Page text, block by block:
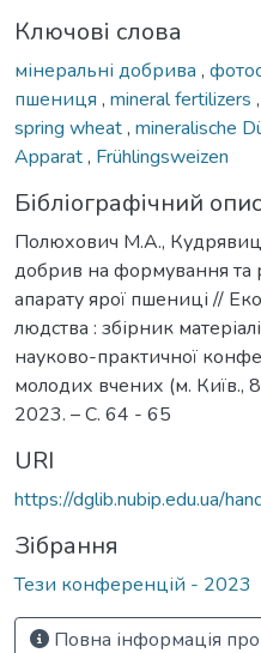
Ключові слова
мінеральні добрива ,
пшениця , mineral fertilizers ,
spring wheat, mineralische
Apparat, Frühlingsweizen
Бібліографічний опис
Полюхович М.А.,
добрив на формування та
апарату ярої пшениці //
людства : збірник
науково-практичної
молодих вчених (м. Київ.,
2023. – С. 64 - 65
URI
https://dglib.nubip.edu.ua/
Зібрання
Тези конференцій - 2023
Повна інформація